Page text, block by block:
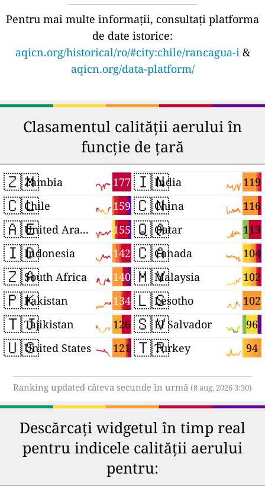
Pentru mai multe informații, consultați platforma
de date istorice:
aqicn.org/historical/ro/#city:chile/rancagua-i&
aqicn.org/data-platform/
Clasamentul calității aerului în
funcție de țară
🇿🇲 177
Zambia
🇨🇱 159
Chile
🇦🇪 155
United Arab Emirates
🇮🇩 142
Indonesia
🇿🇦 140
South Africa
🇵🇰 134
Pakistan
🇹🇯 126
Tajikistan
🇺🇸 121
United States
🇮🇳 119
India
🇨🇳 116
China
🇶🇦 113
Qatar
🇨🇦 104
Canada
🇲🇾 102
Malaysia
🇱🇸 102
Lesotho
🇸🇻 96
El Salvador
🇹🇷 94
Turkey
Ranking updated câteva secunde în urmă (8 aug. 2026 3:30)
Descărcați widgetul în timp real
pentru indicele calității aerului
pentru: